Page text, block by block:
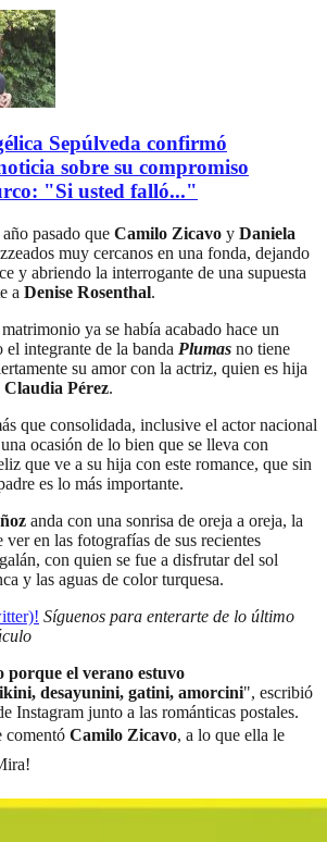
Sepúlveda confirmó
sobre su compromiso
"Si usted falló..."
pasado que Camilo Zicavo y Daniela
muy cercanos en una fonda, dejando
y abriendo la interrogante de una supuesta
a Denise Rosenthal.
ya se había acabado hace un
integrante de la banda Plumas no tiene
su amor con la actriz, quien es hija
Claudia Pérez.
que consolidada, inclusive el actor nacional
ocasión de lo bien que se lleva con
que ve a su hija con este romance, que sin
es lo más importante.
anda con una sonrisa de oreja a oreja, la
ver en las fotografías de sus recientes
con quien se fue a disfrutar del sol
y las aguas de color turquesa.
Síguenos para enterarte de lo último
porque el verano estuvo
desayunini, gatini, amorcini", escribió
Instagram junto a las románticas postales.
Camilo Zicavo, a lo que ella le